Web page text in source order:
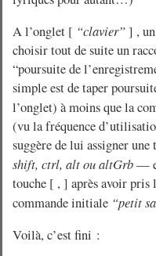
A l’onglet [ “clavier”] ,
choisir tout de suite un
“poursuite de
simple est de taper
l’onglet) à moins que la
(vu la fréquence
suggère de lui assigner une
shift, ctrl, alt ou altGrb—
touche [ , ] après avoir pris
commande initiale “petit
Voilà, c’est fini :